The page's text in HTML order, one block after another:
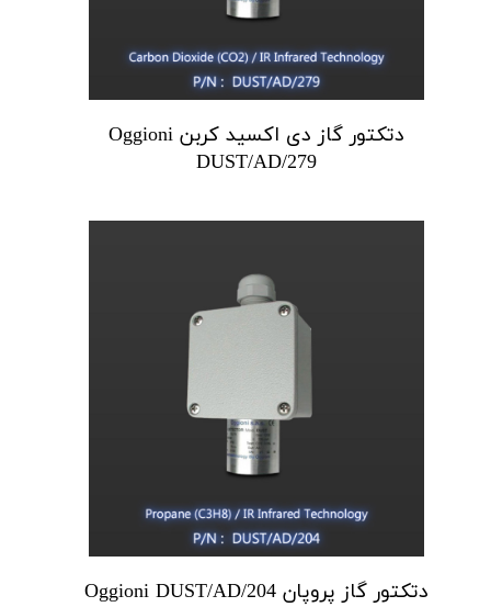
دتکتور گاز دی اکسید کربن Oggioni
DUST/AD/279
دتکتور گاز پروپان Oggioni DUST/AD/204